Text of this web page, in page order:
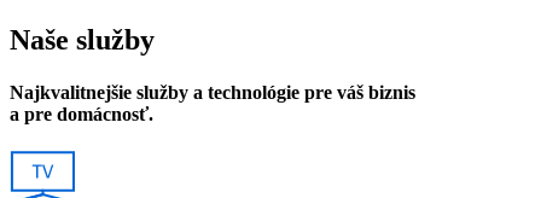
Naše služby
Najkvalitnejšie služby a technológie pre váš biznis
a pre domácnosť.